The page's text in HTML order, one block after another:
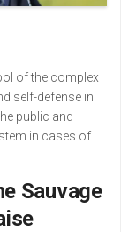
of the complex
self-defense in
public and
in cases of
Sauvage